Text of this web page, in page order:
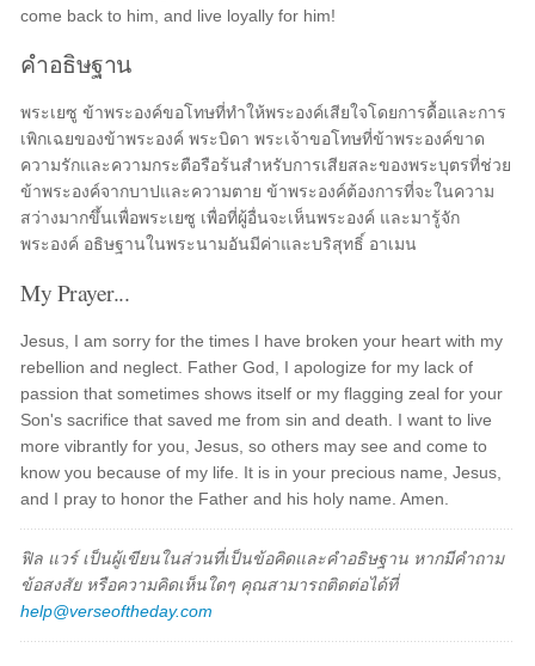
come back to him, and live loyally for him!
คำอธิษฐาน
พระเยซู ข้าพระองค์ขอโทษที่ทำให้พระองค์เสียใจโดยการดื้อและการ
เพิกเฉยของข้าพระองค์ พระบิดา พระเจ้าขอโทษที่ข้าพระองค์ขาด
ความรักและความกระตือรือร้นสำหรับการเสียสละของพระบุตรที่ช่วย
ข้าพระองค์จากบาปและความตาย ข้าพระองค์ต้องการที่จะในความ
สว่างมากขึ้นเพื่อพระเยซู เพื่อที่ผู้อื่นจะเห็นพระองค์ และมารู้จัก
พระองค์ อธิษฐานในพระนามอันมีค่าและบริสุทธิ์ อาเมน
My Prayer...
Jesus, I am sorry for the times I have broken your heart with my
rebellion and neglect. Father God, I apologize for my lack of
passion that sometimes shows itself or my flagging zeal for your
Son's sacrifice that saved me from sin and death. I want to live
more vibrantly for you, Jesus, so others may see and come to
know you because of my life. It is in your precious name, Jesus,
and I pray to honor the Father and his holy name. Amen.
ฟิล แวร์ เป็นผู้เขียนในส่วนที่เป็นข้อคิดและคำอธิษฐาน หากมีคำถาม
ข้อสงสัย หรือความคิดเห็นใดๆ คุณสามารถติดต่อได้ที่
help@verseoftheday.com